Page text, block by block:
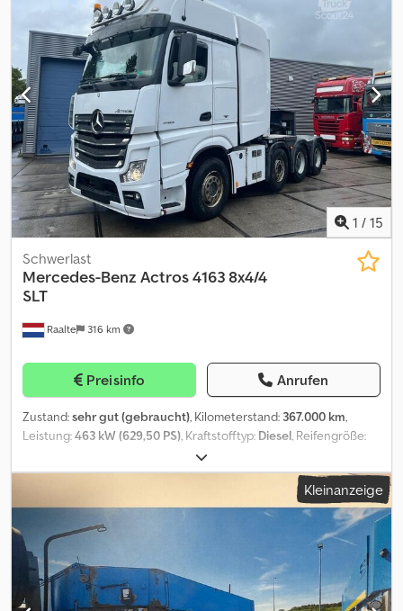
beachten Sie, dass die Automatik der vorderen Tür nicht
funktioniert. Chedpfxsx Nyb Ts Acnoa Fahrzeug mit AdBlue. Das
Fahrzeug ist zum Sofortkaufpreis verfügbar oder Sie können ein
Angebot abgeben und in Verhandlungen treten.
1 / 15
Raalte 316 km
Schwerlast
Mercedes-Benz Actros 4163 8x4/4
SLT
Preisinfo Anrufen
Zustand:sehr gut (gebraucht), Kilometerstand: 367.000 km,
Leistung:463 kW (629,50 PS), Kraftstofftyp: Diesel, Reifengröße:
, Achsen-Konfiguration:
Kraftstoff:Diesel, Kraftstofftankvolumen:900 l, Bremsen:Retarder,
, Getriebetyp:
Automatisch, Emissionsklasse:Euro6, Federung:Blatt-Luft,
zulässige Achslast (Achse 1):
, zulässige Achslast (Achse
2):
8.000 kg , Baujahr: 2015
Ausstattung:AdBlue, Retarder
, Farbe : Weiß Manufacturer:
Mercedes-Benz Type: 4163 SLT 8x4 Chassis number:
WDB9634261L922193 Year: 2015 Odometer: 367.000 km Engine:
Kleinanzeige